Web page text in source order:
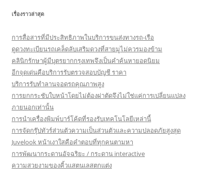
เรื่องราวล่าสุด
การสื่อสารที่มีประสิทธิภาพในบริการขนส่งทางรถ-เรือ
ดูดวงทะเบียนรถเคล็ดลับเสริมดวงที่สายมูไม่ควรมองข้าม
คลินิกรักษาผู้มีบุตรยากกรุงเทพจึงเป็นคำค้นหายอดนิยม
อีกจุดเด่นคือบริการรับตรวจสอบบัญชี ราคา
บริการรับทำลานจอดรถคุณภาพสูง
การยกกระชับใบหน้าโดยไม่ต้องผ่าตัดจึงไม่ใช่แค่การเปลี่ยนแปลง
ภายนอกเท่านั้น
การนำเครื่องพิมพ์บาร์โค้ดที่รองรับเทคโนโลยีเหล่านี้
การจัดกรุ๊ปทัวร์ส่วนตัวความเป็นส่วนตัวและความปลอดภัยสูงสุด
Juvelook หน้าเงาใสคือคำตอบที่ทุกคนตามหา
การพัฒนากระดานอัจฉริยะ / กระดาน interactive
ความสวยงามของคิ้วแสตนเลสตกแต่ง